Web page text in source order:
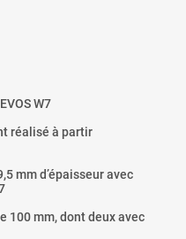
W7
réalisé à partir
mm d’épaisseur avec
100 mm, dont deux avec